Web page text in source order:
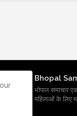
Bhopal
भोपाल समाचार एक
महिलाओं के लिए